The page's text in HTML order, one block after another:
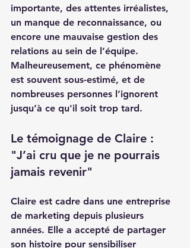
importante, des attentes irréalistes,
un manque de reconnaissance, ou
encore une mauvaise gestion des
relations au sein de l’équipe.
Malheureusement, ce phénomène
est souvent sous-estimé, et de
nombreuses personnes l’ignorent
jusqu’à ce qu'il soit trop tard.
Le témoignage de Claire :
"J’ai cru que je ne pourrais
jamais revenir"
Claire est cadre dans une entreprise
de marketing depuis plusieurs
années. Elle a accepté de partager
son histoire pour sensibiliser